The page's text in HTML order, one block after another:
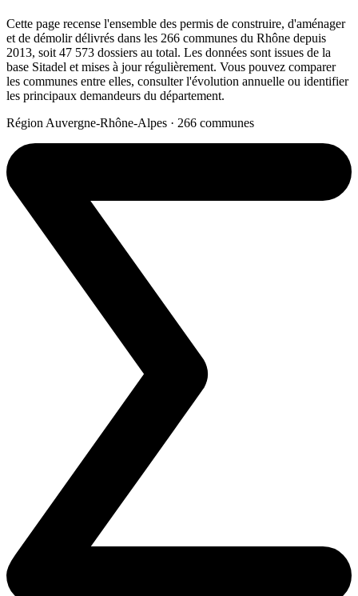
Cette page recense l'ensemble des permis de construire, d'aménager
et de démolir délivrés dans les 266 communes du Rhône depuis
2013, soit 47 573 dossiers au total. Les données sont issues de la
base Sitadel et mises à jour régulièrement. Vous pouvez comparer
les communes entre elles, consulter l'évolution annuelle ou identifier
les principaux demandeurs du département.
Région Auvergne-Rhône-Alpes · 266 communes